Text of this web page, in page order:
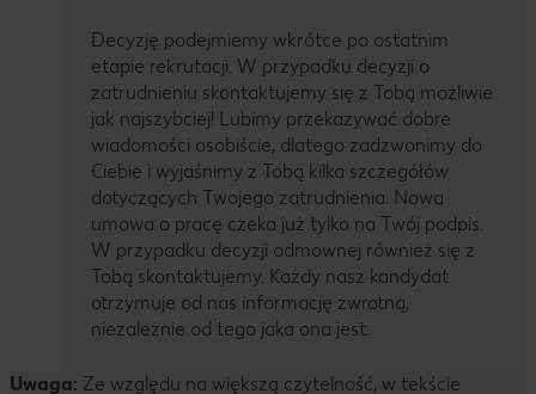
Decyzję podejmiemy wkrótce po ostatnim
etapie rekrutacji. W przypadku decyzji o
zatrudnieniu skontaktujemy się z Tobą możliwie
jak najszybciej! Lubimy przekazywać dobre
wiadomości osobiście, dlatego zadzwonimy do
Ciebie i wyjaśnimy z Tobą kilka szczegółów
dotyczących Twojego zatrudnienia. Nowa
umowa o pracę czeka już tylko na Twój podpis.
W przypadku decyzji odmownej również się z
Tobą skontaktujemy. Każdy nasz kandydat
otrzymuje od nas informację zwrotną,
niezależnie od tego jaka ona jest.
Uwaga: Ze względu na większą czytelność, w tekście